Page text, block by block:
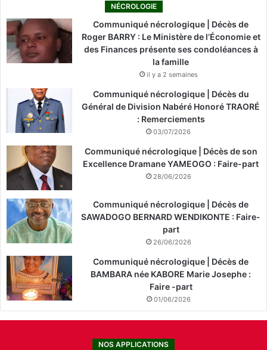
NÉCROLOGIE
Communiqué nécrologique | Décès de
Roger BARRY : Le Ministère de l’Économie et
des Finances présente ses condoléances à
la famille
il y a 2 semaines
Communiqué nécrologique | Décès du
Général de Division Nabéré Honoré TRAORÉ
: Remerciements
03/07/2026
Communiqué nécrologique | Décès de son
Excellence Dramane YAMEOGO : Faire-part
28/06/2026
Communiqué nécrologique | Décès de
SAWADOGO BERNARD WENDIKONTE : Faire-
part
26/06/2026
Communiqué nécrologique | Décès de
BAMBARA née KABORE Marie Josephe :
Faire -part
01/06/2026
NOS APPLICATIONS